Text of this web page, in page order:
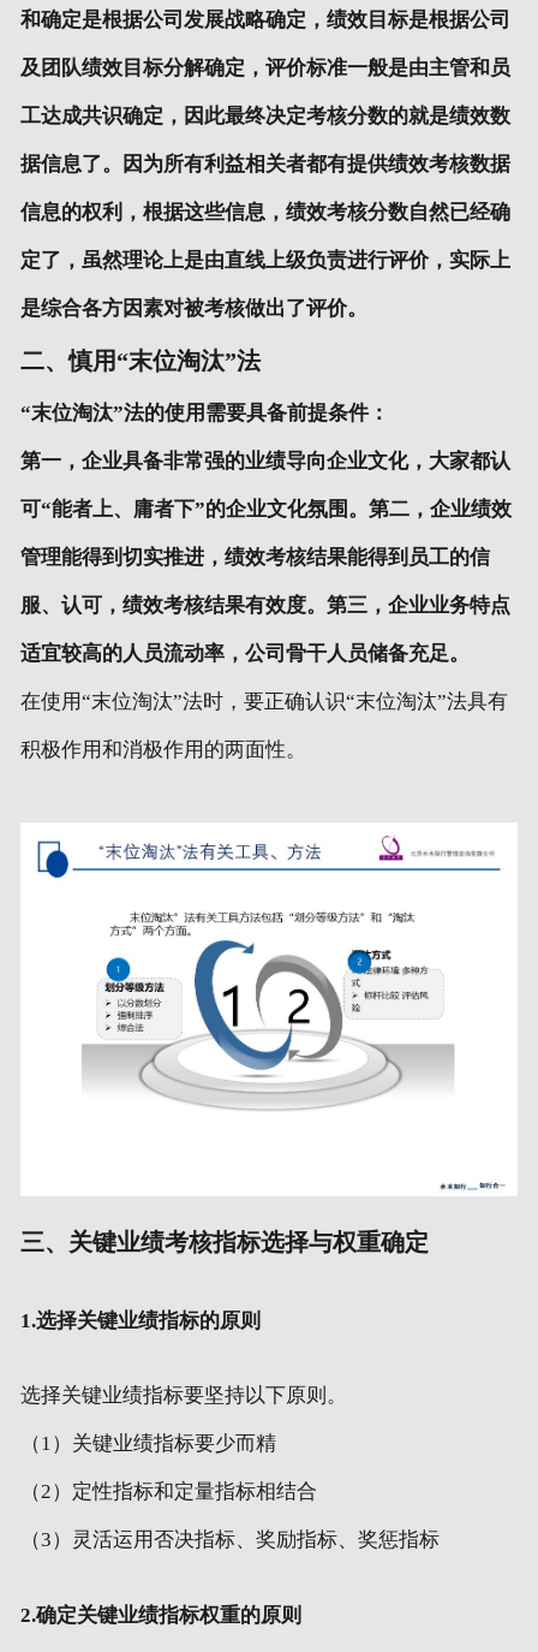
和确定是根据公司发展战略确定，绩效目标是根据公司
及团队绩效目标分解确定，评价标准一般是由主管和员
工达成共识确定，因此最终决定考核分数的就是绩效数
据信息了。因为所有利益相关者都有提供绩效考核数据
信息的权利，根据这些信息，绩效考核分数自然已经确
定了，虽然理论上是由直线上级负责进行评价，实际上
是综合各方因素对被考核做出了评价。
二、慎用“末位淘汰”法
“末位淘汰”法的使用需要具备前提条件：
第一，企业具备非常强的业绩导向企业文化，大家都认
可“能者上、庸者下”的企业文化氛围。第二，企业绩效
管理能得到切实推进，绩效考核结果能得到员工的信
服、认可，绩效考核结果有效度。第三，企业业务特点
适宜较高的人员流动率，公司骨干人员储备充足。
在使用“末位淘汰”法时，要正确认识“末位淘汰”法具有
积极作用和消极作用的两面性。
三、关键业绩考核指标选择与权重确定
1.选择关键业绩指标的原则
选择关键业绩指标要坚持以下原则。
（1）关键业绩指标要少而精
（2）定性指标和定量指标相结合
（3）灵活运用否决指标、奖励指标、奖惩指标
2.确定关键业绩指标权重的原则